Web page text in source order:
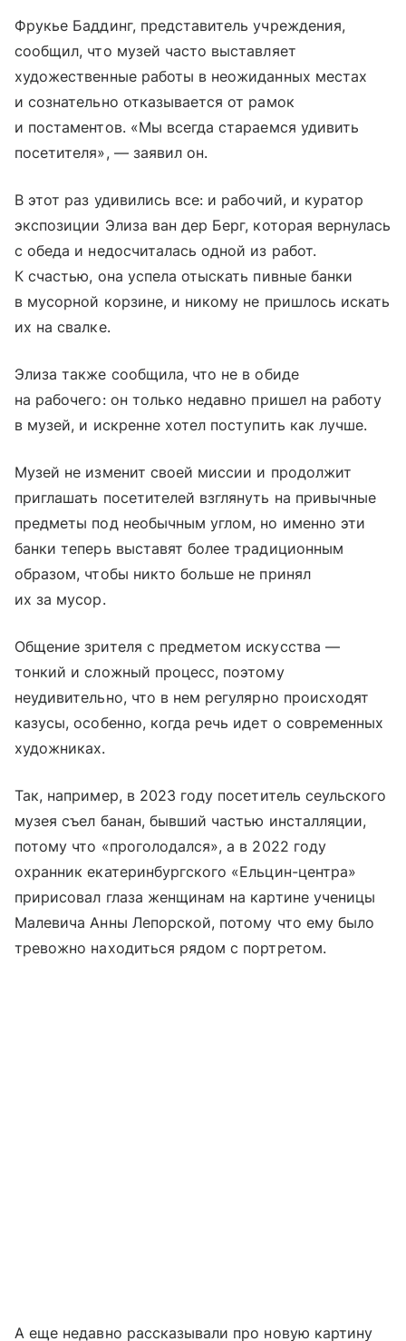
Фрукье Баддинг, представитель учреждения,
сообщил, что музей часто выставляет
художественные работы в неожиданных местах
и сознательно отказывается от рамок
и постаментов. «Мы всегда стараемся удивить
посетителя», — заявил он.
В этот раз удивились все: и рабочий, и куратор
экспозиции Элиза ван дер Берг, которая вернулась
с обеда и недосчиталась одной из работ.
К счастью, она успела отыскать пивные банки
в мусорной корзине, и никому не пришлось искать
их на свалке.
Элиза также сообщила, что не в обиде
на рабочего: он только недавно пришел на работу
в музей, и искренне хотел поступить как лучше.
Музей не изменит своей миссии и продолжит
приглашать посетителей взглянуть на привычные
предметы под необычным углом, но именно эти
банки теперь выставят более традиционным
образом, чтобы никто больше не принял
их за мусор.
Общение зрителя с предметом искусства —
тонкий и сложный процесс, поэтому
неудивительно, что в нем регулярно происходят
казусы, особенно, когда речь идет о современных
художниках.
Так, например, в 2023 году посетитель сеульского
музея съел банан, бывший частью инсталляции,
потому что «проголодался», а в 2022 году
охранник екатеринбургского «Ельцин-центра»
пририсовал глаза женщинам на картине ученицы
Малевича Анны Лепорской, потому что ему было
тревожно находиться рядом с портретом.
А еще недавно рассказывали про новую картину